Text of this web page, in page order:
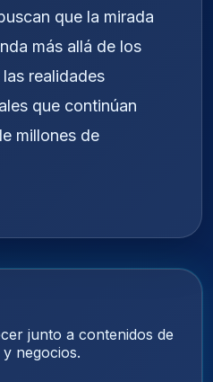
que la mirada
más allá de los
realidades
que continúan
millones de
junto a contenidos de
negocios.